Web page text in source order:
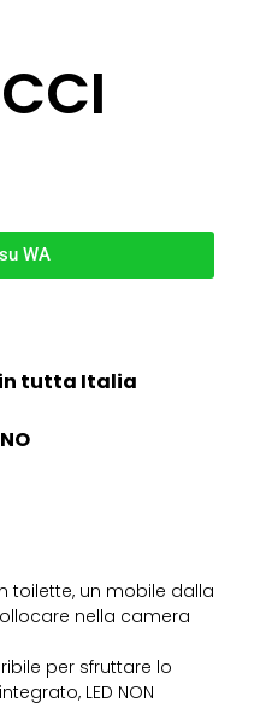
WA
in tutta Italia
toilette, un mobile dalla
nella camera
per sfruttare lo
LED NON